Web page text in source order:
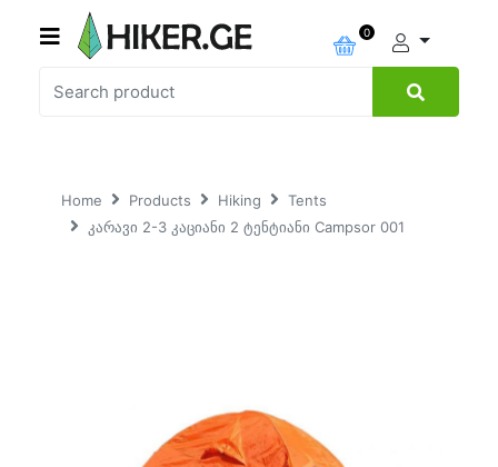
0
Home Products Hiking
Tents
კარავი 2-3 კაციანი 2 ტენტიანი Campsor 001